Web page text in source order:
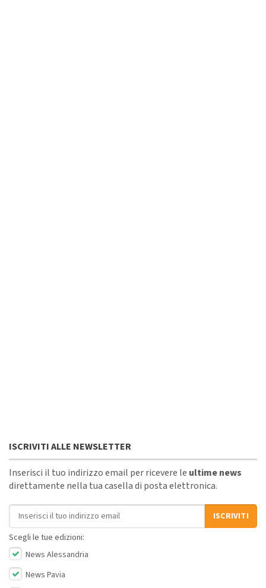
ISCRIVITI ALLE NEWSLETTER
Inserisci il tuo indirizzo email per ricevere le ultime news
direttamente nella tua casella di posta elettronica.
Indirizzo email
ISCRIVITI
Scegli le tue edizioni:
News Alessandria
News Pavia